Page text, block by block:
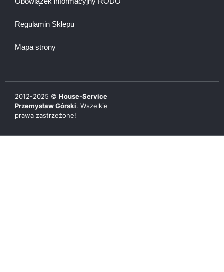
Regulamin Sklepu
Mapa strony
2012-2025 © House-Service
Przemysław Górski. Wszelkie
prawa zastrzeżone!